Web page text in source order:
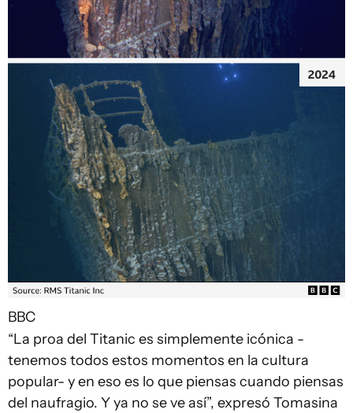
BBC
“La proa del Titanic es simplemente icónica -
tenemos todos estos momentos en la cultura
popular- y en eso es lo que piensas cuando piensas
del naufragio. Y ya no se ve así”, expresó Tomasina